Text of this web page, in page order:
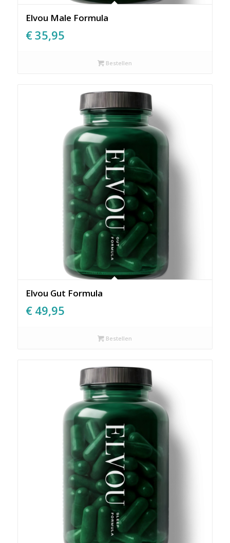
Elvou Male Formula
€35,95
Bestellen
Elvou Gut Formula
€ 49,95
Bestellen